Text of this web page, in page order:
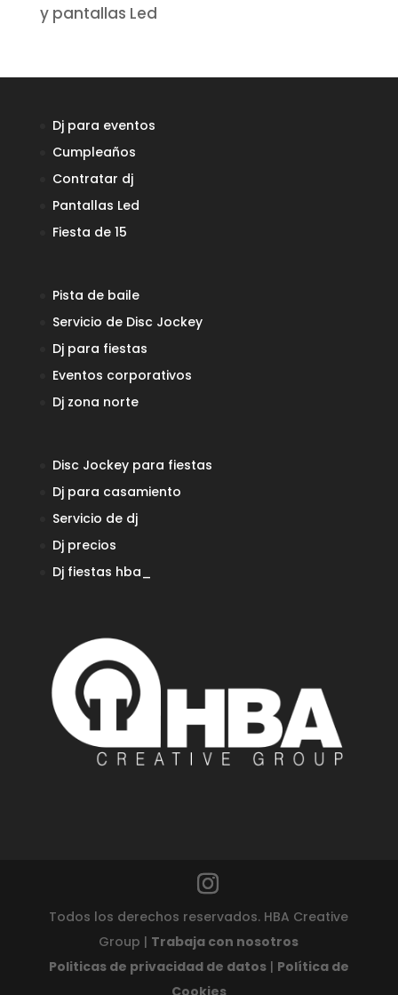
y pantallas Led
Dj para eventos
Cumpleaños
Contratar dj
Pantallas Led
Fiesta de 15
Pista de baile
Servicio de Disc Jockey
Dj para fiestas
Eventos corporativos
Dj zona norte
Disc Jockey para fiestas
Dj para casamiento
Servicio de dj
Dj precios
Dj fiestas hba_
Todos los derechos reservados. HBA Creative
Group | Trabaja con nosotros
Politicas de privacidad de datos| Política de
Cookies